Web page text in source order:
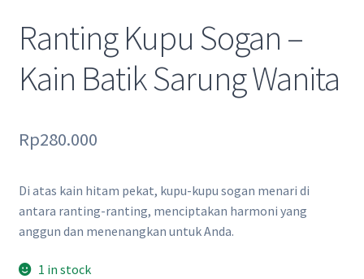
Ranting Kupu Sogan –
Kain Batik Sarung Wanita
Rp280.000
Di atas kain hitam pekat, kupu-kupu sogan menari di
antara ranting-ranting, menciptakan harmoni yang
anggun dan menenangkan untuk Anda.
1 in stock